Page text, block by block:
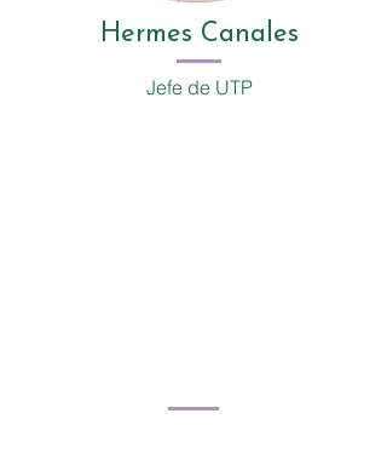
Hermes Canales
Jefe de UTP